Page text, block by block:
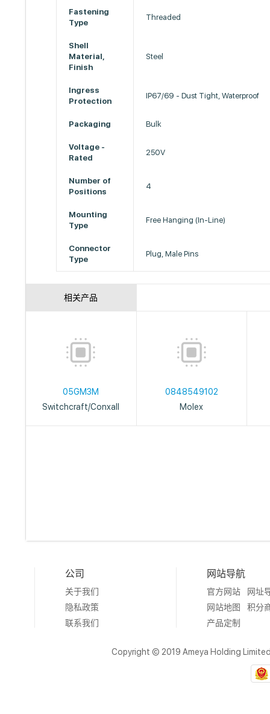
Fastening
Type
Threaded
Shell
Material,
Finish
Steel
Ingress
Protection
IP67/69 - Dust Tight, Waterproof
Packaging Bulk
Voltage -
Rated
250V
Number of
Positions
4
Mounting
Type
Free Hanging (In-Line)
Connector
Type
Plug, Male Pins
相关产品
05GM3M
Switchcraft/Conxall
0848549102
Molex
公司
关于我们
隐私政策
联系我们
网站导航
官方网站
网址
网站地图
积分
产品定制
Copyright © 2019 Ameya Holding